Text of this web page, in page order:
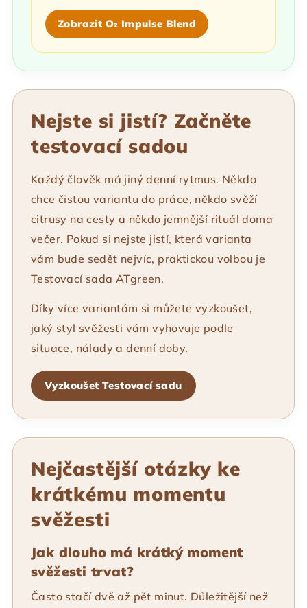
Zobrazit O₂ Impulse Blend
Nejste si jistí? Začněte
testovací sadou
Každý člověk má jiný denní rytmus. Někdo
chce čistou variantu do práce, někdo svěží
citrusy na cesty a někdo jemnější rituál doma
večer. Pokud si nejste jistí, která varianta
vám bude sedět nejvíc, praktickou volbou je
Testovací sada ATgreen.
Díky více variantám si můžete vyzkoušet,
jaký styl svěžesti vám vyhovuje podle
situace, nálady a denní doby.
Vyzkoušet Testovací sadu
Nejčastější otázky ke
krátkému momentu
svěžesti
Jak dlouho má krátký moment
svěžesti trvat?
Často stačí dvě až pět minut. Důležitější než